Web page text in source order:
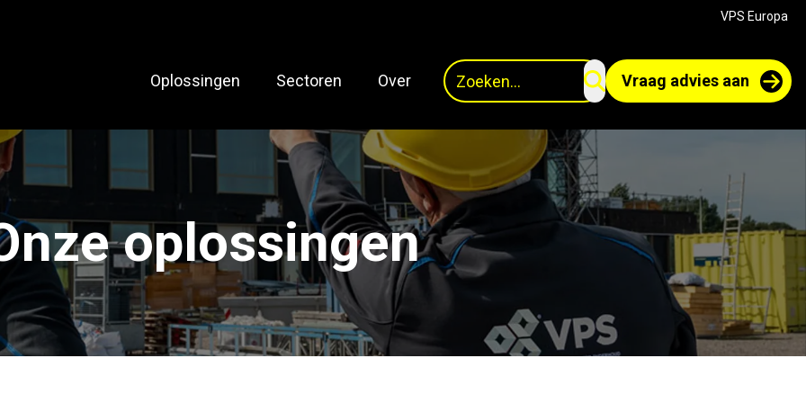
VPS Europa
Oplossingen Sectoren Over
Zoeken
Vraag advies aan
oplossingen